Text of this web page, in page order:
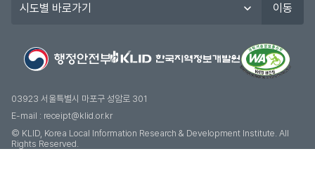
관
도
기
이동
03923 서울특별시 마포구 성암로 301
E-mail : receipt@klid.or.kr
© KLID, Korea Local Information Research & Development Institute. AII
Rights Reserved.